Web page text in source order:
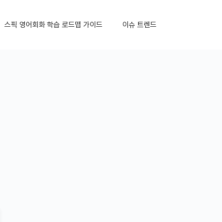
스픽 영어회화 학습 로드맵 가이드 이슈 트렌드